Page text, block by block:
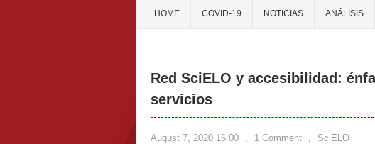
HOME COVID-19 NOTICIAS ANÁLISIS
Red SciELO y accesibilidad:
servicios
August 7, 2020 16:00 , 1 Comment , SciELO